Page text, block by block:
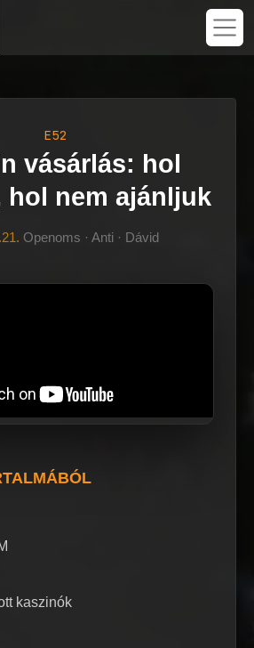
E52
vásárlás: hol
hol nem ajánljuk
Openoms · Anti · Dávid
kaszinók